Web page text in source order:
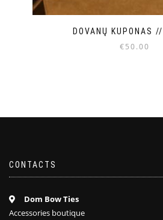
DOVANŲ KUPONAS
€50.00
CONTACTS
Dom Bow Ties
Accessories boutique